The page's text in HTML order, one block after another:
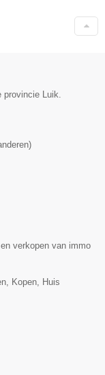
Luik.
)
verkopen van immo
Kopen, Huis